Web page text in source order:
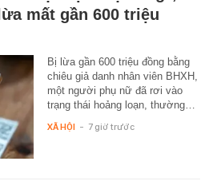
mất gần 600 triệu
Bị lừa gần 600 triệu đồng bằng
chiêu giả danh nhân viên BHXH,
một người phụ nữ đã rơi vào
trạng thái hoảng loạn, thường…
XÃ HỘI - 7 giờ trước